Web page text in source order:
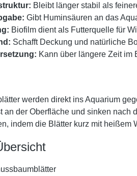
Bleibt länger stabil als
Gibt Huminsäuren an das
Biofilm dient als Futterquelle für
Schafft Deckung und natürliche
Kann über längere Zeit im
werden direkt ins Aquarium
an der Oberfläche und sinken
indem die Blätter kurz mit heißem